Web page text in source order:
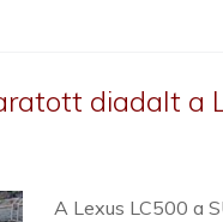
diadalt a
A Lexus LC500 a